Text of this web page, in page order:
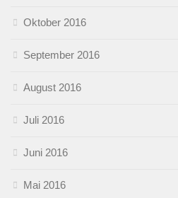
Oktober 2016
September 2016
August 2016
Juli 2016
Juni 2016
Mai 2016